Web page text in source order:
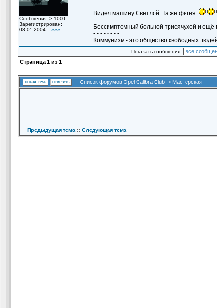
Сообщения: > 1000
Зарегистрирован:
08.01.2004... »»»
Видел машину Светлой. Та же фигня.
Бессимптомный больной трисячухой и ещё
- - - - - - - -
Коммунизм - это общество свободных
Показать сообщения:
Страница 1из 1
новая тема ответить Список форумов Opel Calibra Club-> Мастерская
Предыдущая тема:: Следующая тема